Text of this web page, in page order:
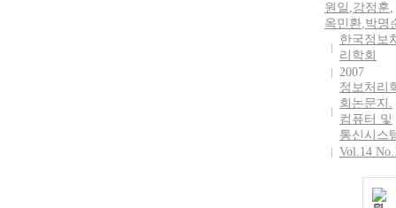
원일 ,강정훈,
옥민환,박명
한국정보
리학회
2007
정보처리
회논문지.
컴퓨터 및
통신시스
Vol.14